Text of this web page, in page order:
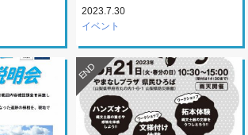
2023.7.30
イベント
END